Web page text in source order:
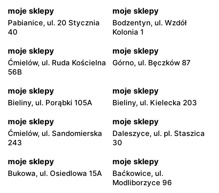
moje sklepy
Pabianice, ul. 20 Stycznia
40
moje sklepy
Bodzentyn, ul. Wzdół
Kolonia 1
moje sklepy
Ćmielów, ul. Ruda Kościelna
56B
moje sklepy
Górno, ul. Bęczków 87
moje sklepy
Bieliny, ul. Porąbki 105A
moje sklepy
Bieliny, ul. Kielecka 203
moje sklepy
Ćmielów, ul. Sandomierska
243
moje sklepy
Daleszyce, ul. pl. Staszica
30
moje sklepy
Bukowa, ul. Osiedlowa 15A
moje sklepy
Baćkowice, ul.
Modliborzyce 96